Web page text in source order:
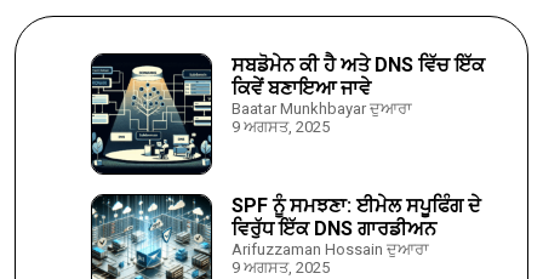
ਸਬਡੋਮੇਨ ਕੀ ਹੈ ਅਤੇ DNS ਵਿੱਚ ਇੱਕ
ਕਿਵੇਂ ਬਣਾਇਆ ਜਾਵੇ
Baatar Munkhbayar ਦੁਆਰਾ
9 ਅਗਸਤ, 2025
SPF ਨੂੰ ਸਮਝਣਾ: ਈਮੇਲ ਸਪੂਫਿੰਗ ਦੇ
ਵਿਰੁੱਧ ਇੱਕ DNS ਗਾਰਡੀਅਨ
Arifuzzaman Hossain ਦੁਆਰਾ
9 ਅਗਸਤ, 2025